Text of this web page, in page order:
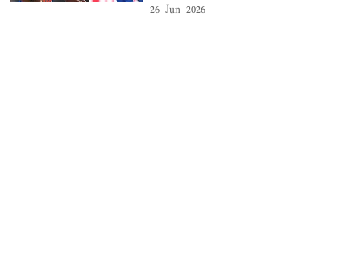
26 Jun 2026